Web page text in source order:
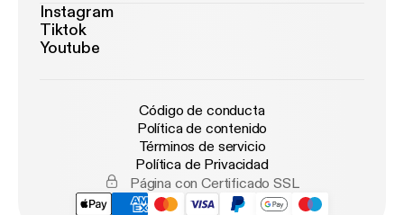
Instagram
Tiktok
Youtube
Código de conducta
Política de contenido
Términos de servicio
Política de Privacidad
Página con Certificado SSL